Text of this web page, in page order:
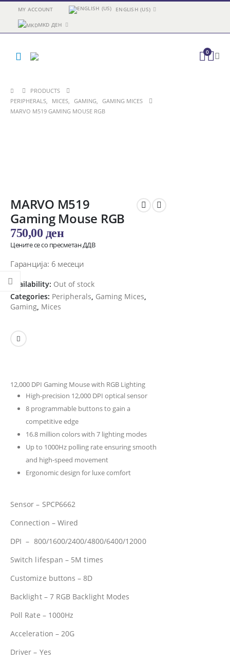
MY ACCOUNT ENGLISH (US)
MKD ДЕН
0
PRODUCTS
PERIPHERALS, MICES, GAMING, GAMING MICES
MARVO M519 GAMING MOUSE RGB
MARVO M519
Gaming Mouse RGB
750,00 ден
Цените се со пресметан ДДВ
Гаранција: 6 месеци
Availability: Out of stock
Categories: Peripherals, Gaming Mices,
Gaming, Mices
12,000 DPI Gaming Mouse with RGB Lighting
High-precision 12,000 DPI optical sensor
8 programmable buttons to gain a
competitive edge
16.8 million colors with 7 lighting modes
Up to 1000Hz polling rate ensuring smooth
and high-speed movement
Ergonomic design for luxe comfort
Sensor – SPCP6662
Connection – Wired
DPI – 800/1600/2400/4800/6400/12000
Switch lifespan – 5M times
Customize buttons – 8D
Backlight – 7 RGB Backlight Modes
Poll Rate – 1000Hz
Acceleration – 20G
Driver – Yes